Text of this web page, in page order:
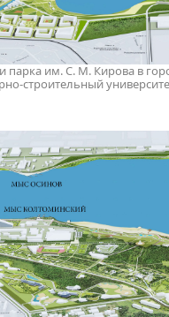
парка им. С. М. Кирова в
строительный